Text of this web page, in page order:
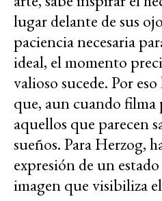
lugar delante de sus
paciencia necesaria
ideal, el momento
valioso sucede. Por
que, aun cuando filma
aquellos que parecen
sueños. Para Herzog,
expresión de un
imagen que visibiliza